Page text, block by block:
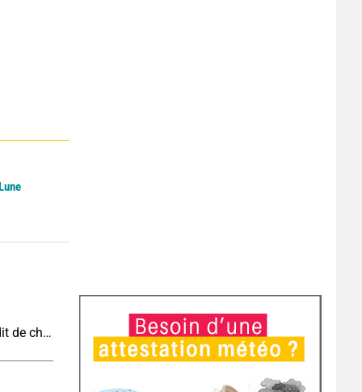
Vague de chaleur et canicule : vers un record inédit de chaleur durable en France